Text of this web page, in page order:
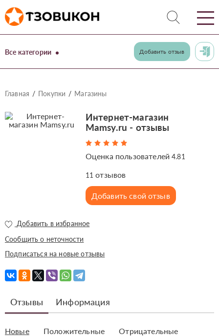
Все категории Добавить отзыв
Главная Покупки Магазины
Интернет-магазин
Mamsy.ru - отзывы
Оценка пользователей4.81
11 отзывов
Добавить свой отзыв
Добавить в избранное
Сообщить о неточности
Подписаться на новые отзывы
Отзывы Информация
Новые Положительные Отрицательные